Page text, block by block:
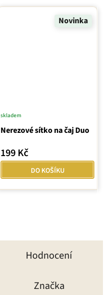
Novinka
Nerezové sítko na čaj Duo
skladem
199 Kč
DO KOŠÍKU
Hodnocení
Značka